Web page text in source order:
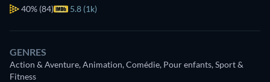
40% (84) 5.8 (1k)
GENRES
Action & Aventure, Animation, Comédie, Pour enfants, Sport &
Fitness